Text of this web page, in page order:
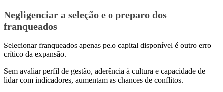
Negligenciar a seleção e o preparo dos
franqueados
Selecionar franqueados apenas pelo capital disponível é outro erro
crítico da expansão.
Sem avaliar perfil de gestão, aderência à cultura e capacidade de
lidar com indicadores, aumentam as chances de conflitos.